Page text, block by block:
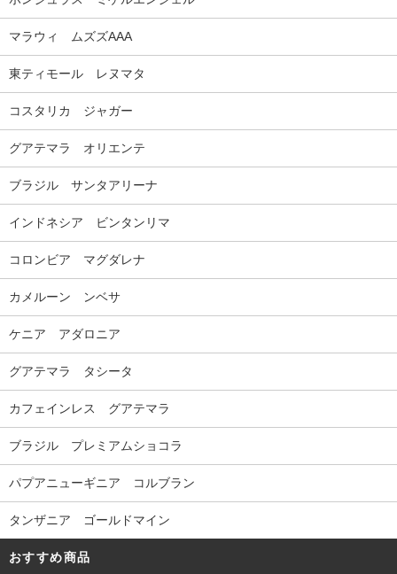
マラウィ ムズズAAA
東ティモール レヌマタ
コスタリカ ジャガー
グアテマラ オリエンテ
ブラジル サンタアリーナ
インドネシア ビンタンリマ
コロンビア マグダレナ
カメルーン ンベサ
ケニア アダロニア
グアテマラ タシータ
カフェインレス グアテマラ
ブラジル プレミアムショコラ
パプアニューギニア コルブラン
タンザニア ゴールドマイン
おすすめ商品